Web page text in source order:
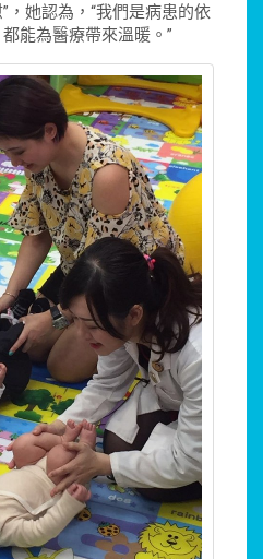
，她認為，“我們是病患的依
能為醫療帶來溫暖。”